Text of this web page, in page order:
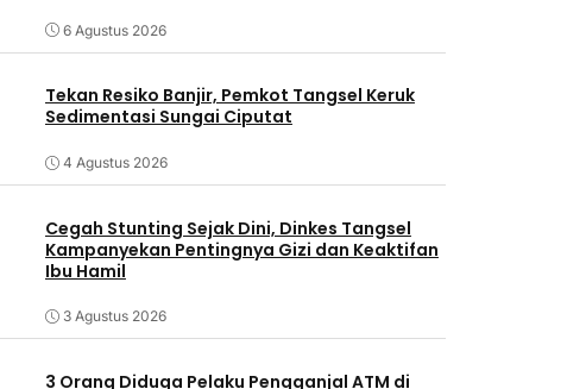
6 Agustus 2026
Tekan Resiko Banjir, Pemkot Tangsel Keruk
Sedimentasi Sungai Ciputat
4 Agustus 2026
Cegah Stunting Sejak Dini, Dinkes Tangsel
Kampanyekan Pentingnya Gizi dan Keaktifan
Ibu Hamil
3 Agustus 2026
3 Orang Diduga Pelaku Pengganjal ATM di